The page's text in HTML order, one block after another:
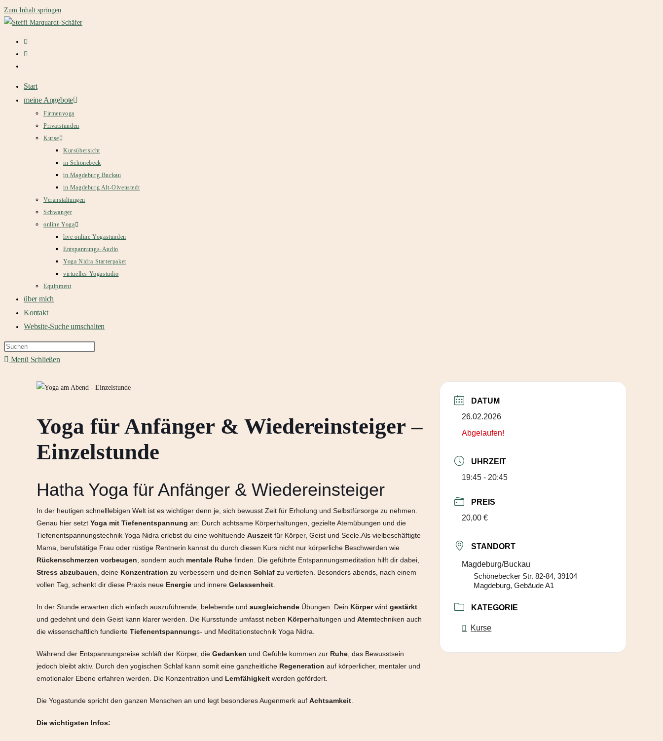
Zum Inhalt springen
Start
meine Angebote
Firmenyoga
Privatstunden
Kurse
Kursübersicht
in Schönebeck
in Magdeburg Buckau
in Magdeburg Alt-Olvenstedt
Veranstaltungen
Schwanger
online Yoga
live online Yogastunden
Entspannungs-Audio
Yoga Nidra Starterpaket
virtuelles Yogastudio
Equipment
über mich
Kontakt
Website-Suche umschalten
Menü Schließen
Yoga für Anfänger & Wiedereinsteiger –
Einzelstunde
Hatha Yoga für Anfänger & Wiedereinsteiger
In der heutigen schnelllebigen Welt ist es wichtiger denn je, sich bewusst Zeit für Erholung und Selbstfürsorge zu nehmen.
Genau hier setzt Yoga mit Tiefenentspannung an: Durch achtsame Körperhaltungen, gezielte Atemübungen und die
Tiefenentspannungstechnik Yoga Nidra erlebst du eine wohltuende Auszeit für Körper, Geist und Seele.Als vielbeschäftigte
Mama, berufstätige Frau oder rüstige Rentnerin kannst du durch diesen Kurs nicht nur körperliche Beschwerden wie
Rückenschmerzen vorbeugen , sondern auch mentale Ruhe finden. Die geführte Entspannungsmeditation hilft dir dabei,
Stress abzubauen , deine Konzentration zu verbessern und deinen Schlaf zu vertiefen. Besonders abends, nach einem
vollen Tag, schenkt dir diese Praxis neue Energie und innere Gelassenheit
In der Stunde erwarten dich einfach auszuführende, belebende und ausgleichende Übungen. Dein Körperwird gestärkt
und gedehnt und dein Geist kann klarer werden. Die Kursstunde umfasst neben Körperhaltungen und Atemtechniken auch
die wissenschaftlich fundierte Tiefenentspannungs- und Meditationstechnik Yoga Nidra.
Während der Entspannungsreise schläft der Körper, die Gedanken und Gefühle kommen zur Ruhe , das Bewusstsein
jedoch bleibt aktiv. Durch den yogischen Schlaf kann somit eine ganzheitliche Regeneration auf körperlicher, mentaler und
emotionaler Ebene erfahren werden. Die Konzentration und Lernfähigkeit werden gefördert.
Die Yogastunde spricht den ganzen Menschen an und legt besonderes Augenmerk auf Achtsamkeit
Die wichtigsten Infos:
DATUM
26.02.2026
Abgelaufen!
UHRZEIT
19:45 - 20:45
PREIS
20,00 €
STANDORT
Magdeburg/Buckau
Schönebecker Str. 82-84, 39104
Magdeburg, Gebäude A1
KATEGORIE
Kurse